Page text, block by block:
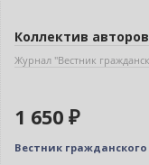
Коллектив авторов
Журнал "Вестник
1 650 ₽
Вестник гражданского